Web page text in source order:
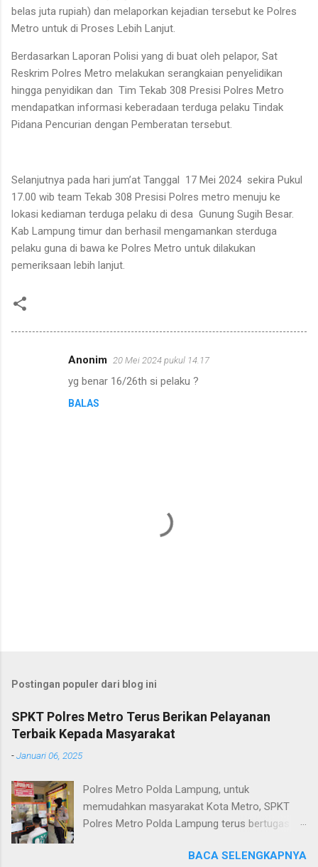
belas juta rupiah) dan melaporkan kejadian tersebut ke Polres
Metro untuk di Proses Lebih Lanjut.
Berdasarkan Laporan Polisi yang di buat oleh pelapor, Sat
Reskrim Polres Metro melakukan serangkaian penyelidikan
hingga penyidikan dan Tim Tekab 308 Presisi Polres Metro
mendapatkan informasi keberadaan terduga pelaku Tindak
Pidana Pencurian dengan Pemberatan tersebut.
Selanjutnya pada hari jum’at Tanggal 17 Mei 2024 sekira Pukul
17.00 wib team Tekab 308 Presisi Polres metro menuju ke
lokasi kediaman terduga pelaku di desa Gunung Sugih Besar.
Kab Lampung timur dan berhasil mengamankan sterduga
pelaku guna di bawa ke Polres Metro untuk dilakukan
pemeriksaan lebih lanjut.
Anonim 20 Mei 2024 pukul 14.17
yg benar 16/26th si pelaku ?
BALAS
t
n
g
K
m
n
t
a
r
Postingan populer dari blog ini
SPKT Polres Metro Terus Berikan Pelayanan
Terbaik Kepada Masyarakat
-Januari 06, 2025
Polres Metro Polda Lampung, untuk
memudahkan masyarakat Kota Metro, SPKT
Polres Metro Polda Lampung terus bertugas
terkait layanan pengaduan, pelayanan SKCK dan
BACA SELENGKAPNYA